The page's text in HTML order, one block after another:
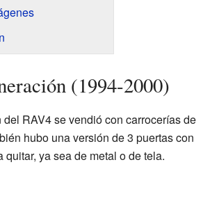
(1994-2000)
del RAV4 se vendió con carrocerías de
hubo una versión de 3 puertas con
quitar, ya sea de metal o de tela.